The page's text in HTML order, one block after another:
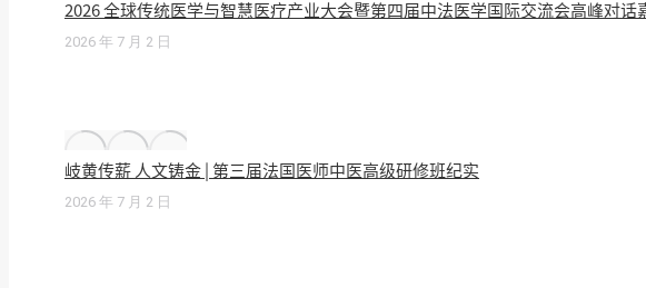
2026 全球传统医学与智慧医疗产业大会暨第四届中法医学国际交流会高峰对话
2026 年 7 月 2 日
岐黄传薪 人文铸金 | 第三届法国医师中医高级研修班纪实
2026 年 7 月 2 日